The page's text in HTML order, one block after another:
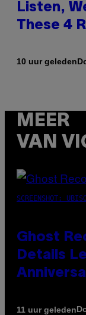
Listen,
These 4
10 uur geleden
MEER
VAN
SCREENSHOT:
Ghost
Details
11 uur geleden